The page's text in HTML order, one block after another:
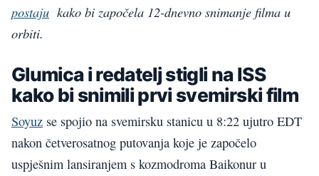
postaju kako bi započela 12-dnevno snimanje filma u
orbiti.
Glumica i redatelj stigli na ISS
kako bi snimili prvi svemirski film
Soyuz se spojio na svemirsku stanicu u 8:22 ujutro EDT
nakon četverosatnog putovanja koje je započelo
uspješnim lansiranjem s kozmodroma Baikonur u